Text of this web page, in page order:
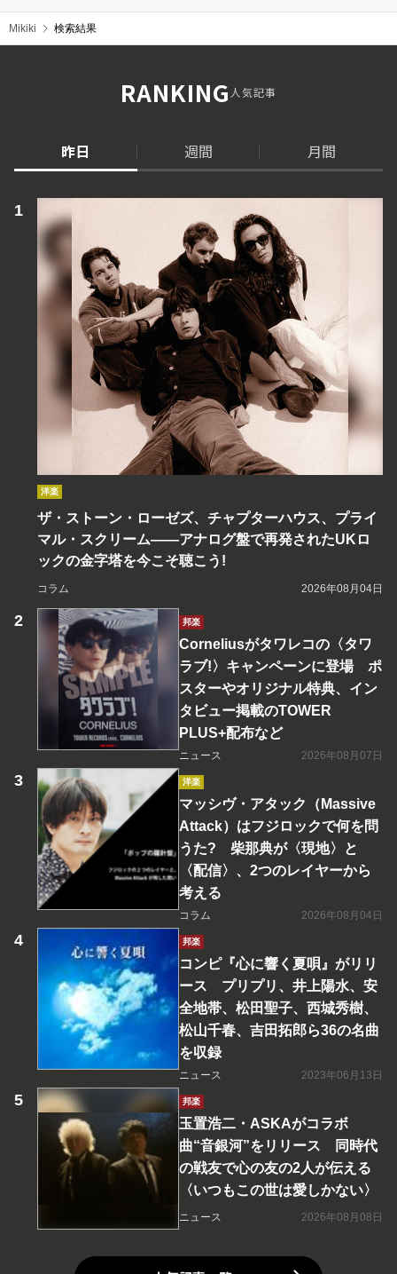
Mikiki 検索結果
RANKING人気記事
昨日 週間 月間
洋楽
ザ・ストーン・ローゼズ、チャプターハウス、プライ
マル・スクリーム――アナログ盤で再発されたUKロ
ックの金字塔を今こそ聴こう!
コラム 2026年08月04日
邦楽
Corneliusがタワレコの〈タワ
ラブ!〉キャンペーンに登場 ポ
スターやオリジナル特典、イン
タビュー掲載のTOWER
PLUS+配布など
ニュース 2026年08月07日
洋楽
マッシヴ・アタック（Massive
Attack）はフジロックで何を問
うた? 柴那典が〈現地〉と
〈配信〉、2つのレイヤーから
考える
コラム 2026年08月04日
邦楽
コンピ『心に響く夏唄』がリリ
ース プリプリ、井上陽水、安
全地帯、松田聖子、西城秀樹、
松山千春、吉田拓郎ら36の名曲
を収録
ニュース 2023年06月13日
邦楽
玉置浩二・ASKAがコラボ
曲“音銀河”をリリース 同時代
の戦友で心の友の2人が伝える
〈いつもこの世は愛しかない〉
ニュース 2026年08月08日